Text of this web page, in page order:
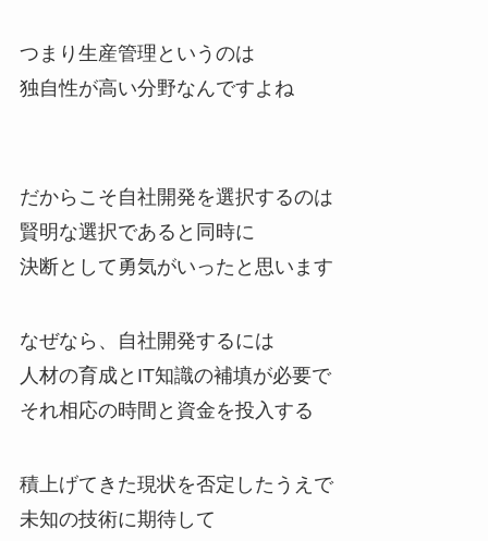
つまり生産管理というのは
独自性が高い分野なんですよね
だからこそ自社開発を選択するのは
賢明な選択であると同時に
決断として勇気がいったと思います
なぜなら、自社開発するには
人材の育成とIT知識の補填が必要で
それ相応の時間と資金を投入する
積上げてきた現状を否定したうえで
未知の技術に期待して